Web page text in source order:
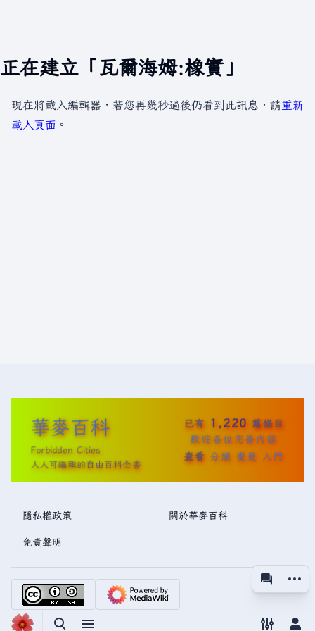
正在建立「瓦爾海姆:橡實」
視圖
更多
現在將載入編輯器，若您再幾秒過後仍看到此訊息，請重新
載入頁面 。
華麥百科
Forbidden Cities
人人可編輯的自由百科全書
已有 1,220 篇條目
歡迎各位完善內容
查看 分類 變更 入門
隱私權政策 關於華麥百科
免責聲明